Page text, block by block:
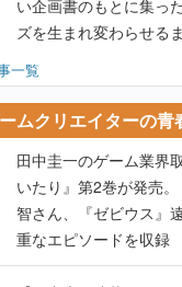
い企画書のもとに集っ
ズを生まれ変わらせる
一覧
ムクリエイターの青
田中圭一のゲーム業界
いたり』第2巻が発売
智さん、『ゼビウス』
重なエピソードを収録